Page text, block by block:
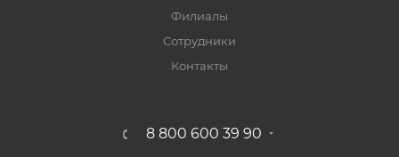
Филиалы
Сотрудники
Контакты
8 800 600 39 90